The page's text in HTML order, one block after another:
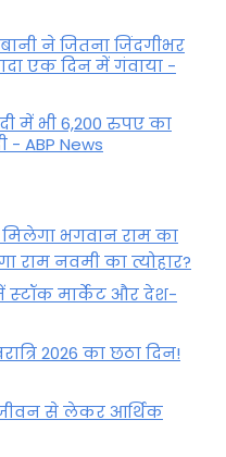
ने जितना जिंदगीभर
एक दिन में गंवाया -
में भी 6,200 रुपए का
- ABP News
मिलेगा भगवान राम का
राम नवमी का त्योहार?
स्‍टॉक मार्केट और देश-
2026 का छठा दिन!
जीवन से लेकर आर्थिक